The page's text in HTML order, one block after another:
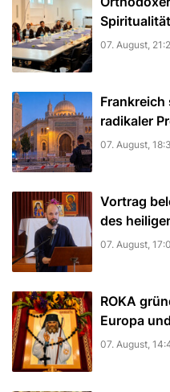
07. August,
radikaler
07. August,
Vortrag
des
07. August,
ROKA
Europa
07. August,